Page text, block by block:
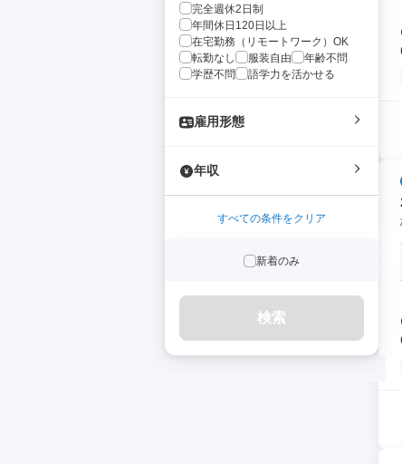
完全週休2日制
年間休日120日以上
在宅勤務（リモートワーク）OK
転勤なし
服装自由
年齢不問
学歴不問
語学力を活かせる
雇用形態
年収
すべての条件をクリア
新着のみ
検索